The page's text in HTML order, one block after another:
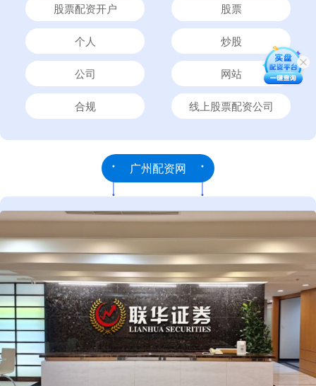
股票配资开户 股票
个人 炒股
公司 网站
合规 线上股票配资公司
广州配资网